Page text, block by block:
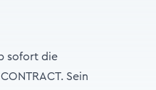
sofort die
Sein